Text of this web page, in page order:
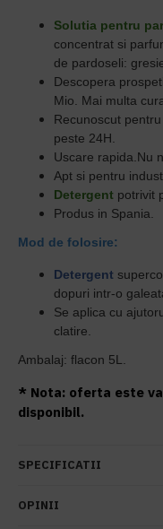
Solutia pentru
concentrat si
de pardoseli:
Descopera
Mio. Mai multa
Recunoscut
peste 24H.
Uscare rapida.Nu
Apt si pentru
Detergent potrivit
Produs in Spania.
Mod de folosire:
Detergent
dopuri intr-o
Se aplica cu
clatire.
Ambalaj: flacon 5L.
* Nota: oferta este
disponibil.
SPECIFICATII
OPINII